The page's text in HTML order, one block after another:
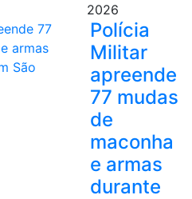
2026
Polícia
Militar
apreende
77 mudas
de
maconha
e armas
durante